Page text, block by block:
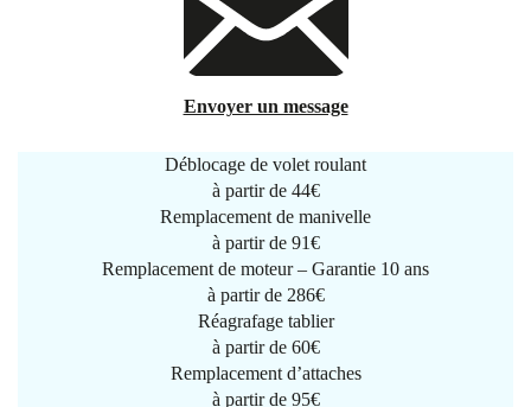
Envoyer un message
Déblocage de volet roulant
à partir de 44€
Remplacement de manivelle
à partir de 91€
Remplacement de moteur – Garantie 10 ans
à partir de 286€
Réagrafage tablier
à partir de 60€
Remplacement d’attaches
à partir de 95€